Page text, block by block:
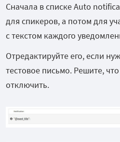
Сначала в списке Auto
для спикеров, а потом для
с текстом каждого
Отредактируйте его, если
тестовое письмо. Решите,
отключить.